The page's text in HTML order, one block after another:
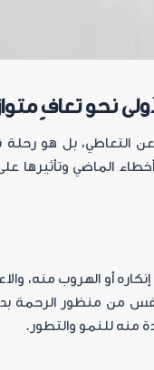
نحو تعافٍ
التعاطي، بل هو
أخطاء الماضي
أو الهروب منه،
من منظور الرحمة
منه للنمو والتطور .